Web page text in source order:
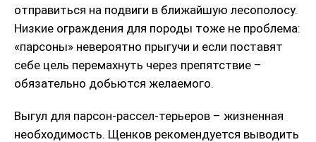
отправиться на подвиги в ближайшую лесополосу.
Низкие ограждения для породы тоже не проблема:
«парсоны» невероятно прыгучи и если поставят
себе цель перемахнуть через препятствие –
обязательно добьются желаемого.
Выгул для парсон-рассел-терьеров – жизненная
необходимость. Щенков рекомендуется выводить